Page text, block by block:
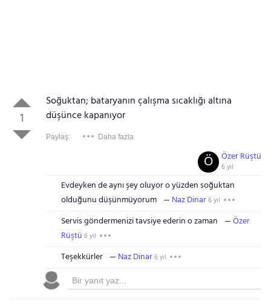
1
Soğuktan; bataryanın çalışma sıcaklığı altına
düşünce kapanıyor
Paylaş: Daha fazla
Özer Rüştü
6 yıl
Ö
Evdeyken de aynı şey oluyor o yüzden soğuktan
olduğunu düşünmüyorum
Naz Dinar6 yıl
Servis göndermenizi tavsiye ederin o zaman
Özer
Rüştü 6 yıl
Teşekkürler Naz Dinar6 yıl